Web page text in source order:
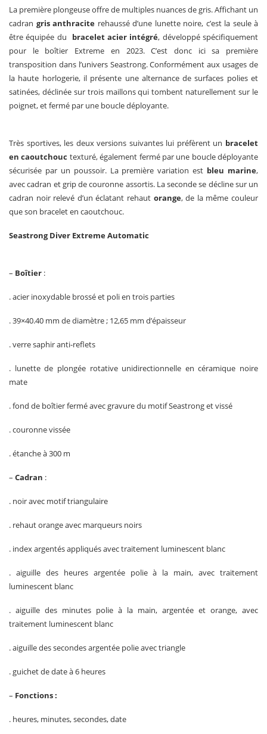
La première plongeuse offre de multiples nuances de gris. Affichant un
cadran gris anthracite rehaussé d’une lunette noire, c’est la seule à
être équipée du bracelet acier intégré, développé spécifiquement
pour le boîtier Extreme en 2023. C’est donc ici sa première
transposition dans l’univers Seastrong. Conformément aux usages de
la haute horlogerie, il présente une alternance de surfaces polies et
satinées, déclinée sur trois maillons qui tombent naturellement sur le
poignet, et fermé par une boucle déployante.
Très sportives, les deux versions suivantes lui préfèrent un bracelet
en caoutchouc texturé, également fermé par une boucle déployante
sécurisée par un poussoir. La première variation est bleu marine,
avec cadran et grip de couronne assortis. La seconde se décline sur un
cadran noir relevé d’un éclatant rehaut orange, de la même couleur
que son bracelet en caoutchouc.
Seastrong Diver Extreme Automatic
– Boîtier :
. acier inoxydable brossé et poli en trois parties
. 39×40.40 mm de diamètre ; 12,65 mm d’épaisseur
. verre saphir anti-reflets
. lunette de plongée rotative unidirectionnelle en céramique noire
mate
. fond de boîtier fermé avec gravure du motif Seastrong et vissé
. couronne vissée
. étanche à 300 m
– Cadran :
. noir avec motif triangulaire
. rehaut orange avec marqueurs noirs
. index argentés appliqués avec traitement luminescent blanc
. aiguille des heures argentée polie à la main, avec traitement
luminescent blanc
. aiguille des minutes polie à la main, argentée et orange, avec
traitement luminescent blanc
. aiguille des secondes argentée polie avec triangle
. guichet de date à 6 heures
– Fonctions :
. heures, minutes, secondes, date